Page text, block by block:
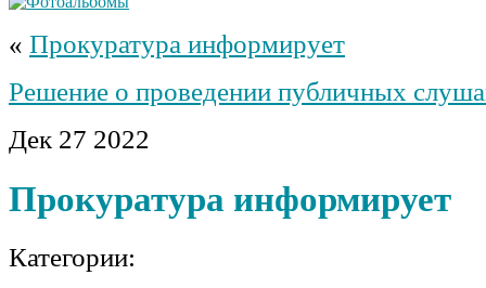
« Прокуратура информирует
Решение о проведении публичных
Дек 27 2022
Прокуратура информирует
Категории: